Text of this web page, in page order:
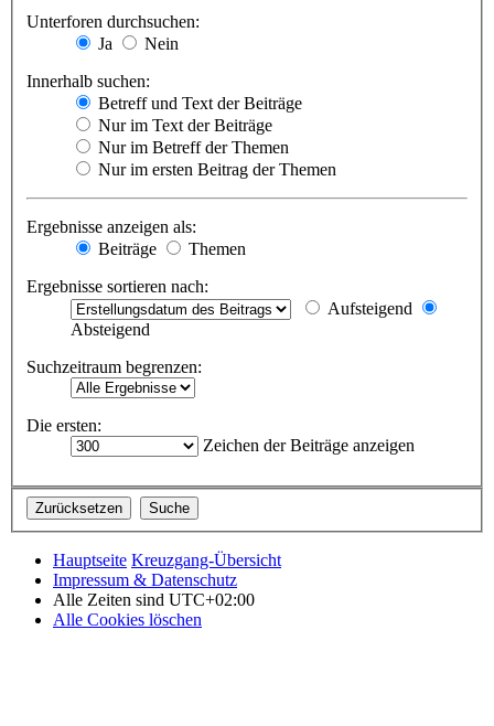
Unterforen durchsuchen:
Ja
Nein
Innerhalb suchen:
Betreff und Text der Beiträge
Nur im Text der Beiträge
Nur im Betreff der Themen
Nur im ersten Beitrag der Themen
Ergebnisse anzeigen als:
Beiträge
Themen
Ergebnisse sortieren nach:
Aufsteigend
Absteigend
Suchzeitraum begrenzen:
Die ersten:
Zeichen der Beiträge anzeigen
Hauptseite Kreuzgang-Übersicht
Impressum & Datenschutz
Alle Zeiten sind UTC+02:00
Alle Cookies löschen